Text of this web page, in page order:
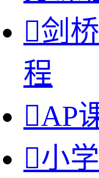
剑
程
AP
小